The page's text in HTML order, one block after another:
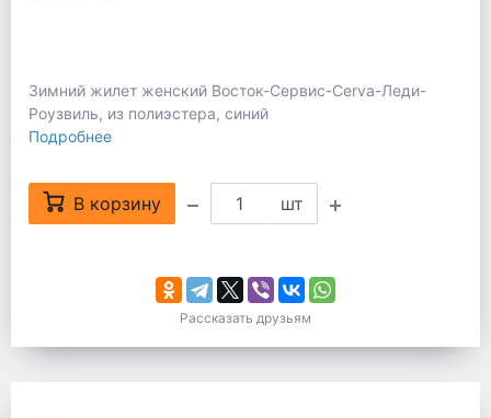
Зимний жилет женский Восток-Сервис-Cerva-Леди-
Роузвиль, из полиэстера, синий
Подробнее
В корзину шт
Рассказать друзьям